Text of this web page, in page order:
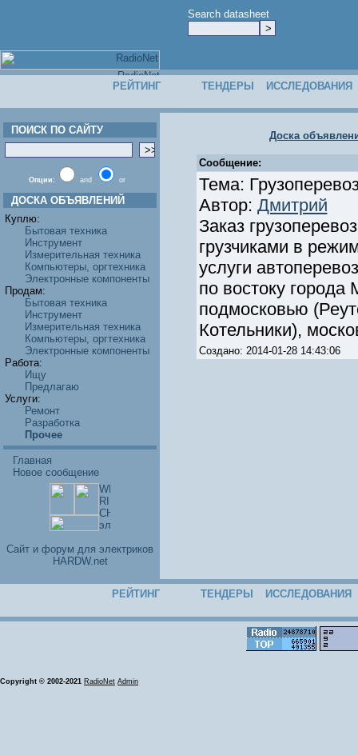
Search datasheet
РЕЙТИНГ ТЕНДЕРЫ ИССЛЕДОВАНИЯ
ПОИСК ПО САЙТУ
Опции: and or
ДОСКА ОБЪЯВЛЕНИЙ
Куплю:
Бытовая техника
Инструмент
Измерительная техника
Компьютеры, оргтехника
Электронные компоненты
Продам:
Бытовая техника
Инструмент
Измерительная техника
Компьютеры, оргтехника
Электронные компоненты
Работа:
Ищу
Предлагаю
Услуги:
Ремонт
Разработка
Прочее
Главная
Новое сообщение
Cайт и форум для электриков
HARDW.net
Доска
Сообщение:
Тема:
Автор: Дмитрий
Заказ
грузчиками в
услуги
по востоку города
подмосковью
Котельники),
Создано: 2014-01-28 14:43:06
РЕЙТИНГ ТЕНДЕРЫ ИССЛЕДОВАНИЯ
Copyright © 2002-2021 RadioNet Admin